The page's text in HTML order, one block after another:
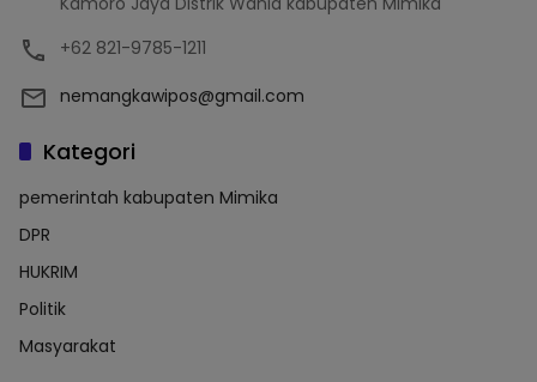
+62 821-9785-1211
nemangkawipos@gmail.com
Kategori
pemerintah kabupaten Mimika
DPR
HUKRIM
Politik
Masyarakat